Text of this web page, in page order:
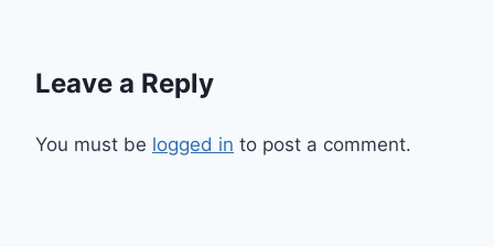
Leave a Reply
You must be logged in to post a comment.